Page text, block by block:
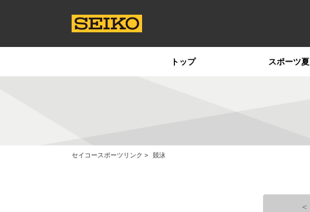
トップ スポーツ夏
セイコースポーツリンク 競泳
＜